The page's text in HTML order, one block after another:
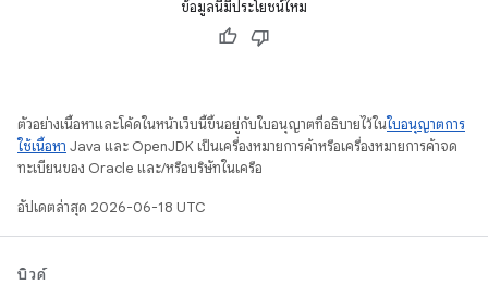
ข้อมูลนี้มีประโยชน์ไหม
ตัวอย่างเนื้อหาและโค้ดในหน้าเว็บนี้ขึ้นอยู่กับใบอนุญาตที่อธิบายไว้ในใบอนุญาตการ
ใช้เนื้อหา Java และ OpenJDK เป็นเครื่องหมายการค้าหรือเครื่องหมายการค้าจด
ทะเบียนของ Oracle และ/หรือบริษัทในเครือ
อัปเดตล่าสุด 2026-06-18 UTC
บิวด์